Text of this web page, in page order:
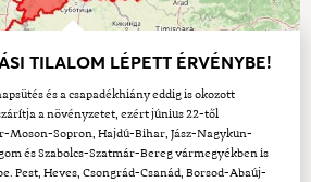
TILALOM LÉPETT ÉRVÉNYBE!
és a csapadékhiány eddig is okozott
a növényzetet, ezért június 22-től
Moson-Sopron, Hajdú-Bihar, Jász-Nagykun-
és Szabolcs-Szatmár-Bereg vármegyékben is
Pest, Heves, Csongrád-Csanád, Borsod-Abaúj-